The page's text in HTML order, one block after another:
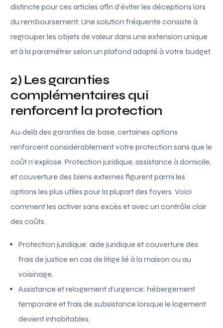
distincte pour ces articles afin d’éviter les déceptions lors
du remboursement. Une solution fréquente consiste à
regrouper les objets de valeur dans une extension unique
et à la paramétrer selon un plafond adapté à votre budget.
2) Les garanties
complémentaires qui
renforcent la protection
Au‑delà des garanties de base, certaines options
renforcent considérablement votre protection sans que le
coût n’explose. Protection juridique, assistance à domicile,
et couverture des biens externes figurent parmi les
options les plus utiles pour la plupart des foyers. Voici
comment les activer sans excès et avec un contrôle clair
des coûts.
Protection juridique: aide juridique et couverture des
frais de justice en cas de litige lié à la maison ou au
voisinage.
Assistance et relogement d’urgence: hébergement
temporaire et frais de subsistance lorsque le logement
devient inhabitables.